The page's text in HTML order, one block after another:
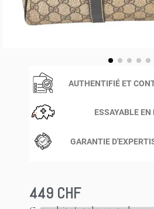
AUTHENTIFIÉ ET
ESSAYABLE EN
GARANTIE
449 CHF